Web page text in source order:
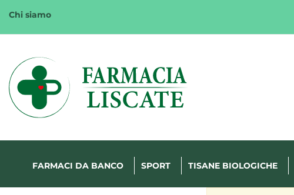
Chi siamo
Margherita
FarmaWeb
FARMACI DA BANCO SPORT TISANE BIOLOGICHE